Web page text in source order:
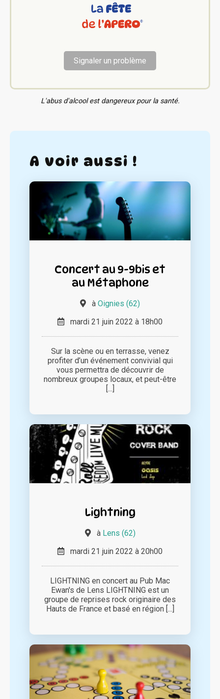
Signaler un problème
L'abus d'alcool est dangereux pour la santé.
A voir aussi !
Concert au 9-9bis et
au Métaphone
à Oignies (62)
mardi 21 juin 2022 à 18h00
Sur la scène ou en terrasse, venez
profiter d’un événement convivial qui
vous permettra de découvrir de
nombreux groupes locaux, et peut-être
[...]
Lightning
à Lens (62)
mardi 21 juin 2022 à 20h00
LIGHTNING en concert au Pub Mac
Ewan's de Lens LIGHTNING est un
groupe de reprises rock originaire des
Hauts de France et basé en région [...]